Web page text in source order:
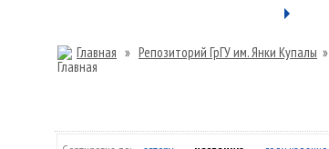
Главная » Репозиторий ГрГУ им. Янки Купалы »